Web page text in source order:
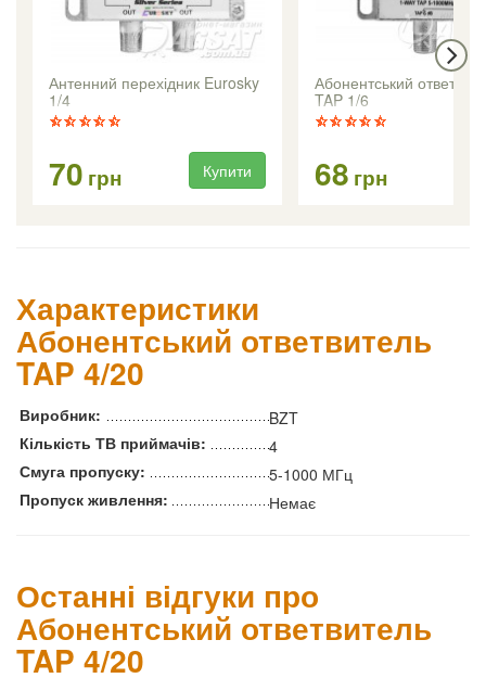
Антенний перехідник Eurosky
1/4
70 грн Купити
Абонентський
TAP 1/6
68 грн
Характеристики
Абонентський ответвитель
TAP 4/20
Виробник:
BZT
Кількість ТВ приймачів:
4
Смуга пропуску:
5-1000 МГц
Пропуск живлення:
Немає
Останні відгуки про
Абонентський ответвитель
TAP 4/20